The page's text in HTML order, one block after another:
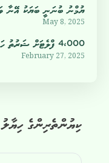
ކިޔުންތެރިންގެ ހިޔާލު
ޔުމްނު ބުނަނީ ބަޔަކު އޭނާ
May 8, 2025
4،000 ފްލެޓަށް ޝަރުތު ހަމަވާ ލިސްޓް ނެރެފި
February 27, 2025